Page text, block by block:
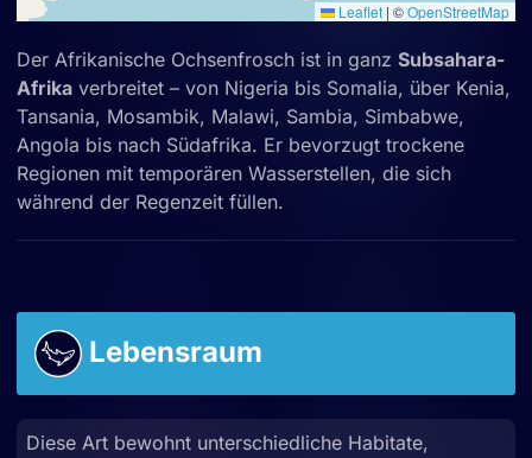
Leaflet | ©OpenStreetMap
Der Afrikanische Ochsenfrosch ist in ganz Subsahara-
Afrika verbreitet – von Nigeria bis Somalia, über Kenia,
Tansania, Mosambik, Malawi, Sambia, Simbabwe,
Angola bis nach Südafrika. Er bevorzugt trockene
Regionen mit temporären Wasserstellen, die sich
während der Regenzeit füllen.
Lebensraum
Diese Art bewohnt unterschiedliche Habitate,